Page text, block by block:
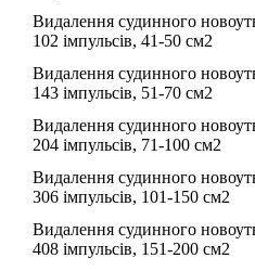
Видалення судинного
102 імпульсів, 41-50 см2
Видалення судинного
143 імпульсів, 51-70 см2
Видалення судинного
204 імпульсів, 71-100 см2
Видалення судинного
306 імпульсів, 101-150 см2
Видалення судинного
408 імпульсів, 151-200 см2